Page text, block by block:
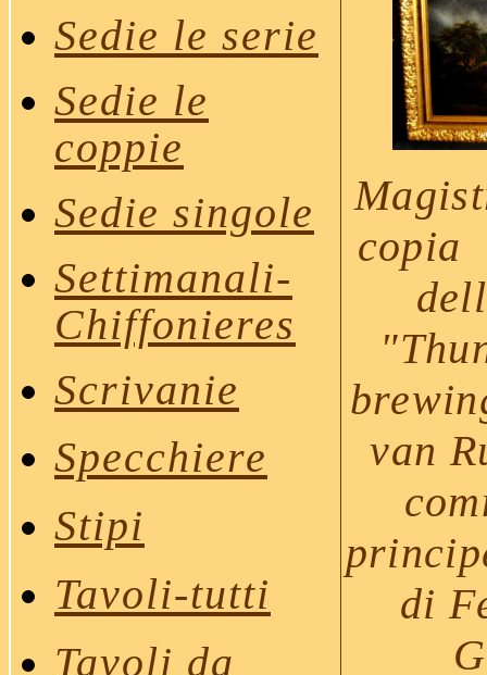
Sedie le serie
Sedie le
coppie
Sedie singole
Settimanali-
Chiffonieres
Scrivanie
Specchiere
Stipi
Tavoli-tutti
Tavoli da
copia
van
di